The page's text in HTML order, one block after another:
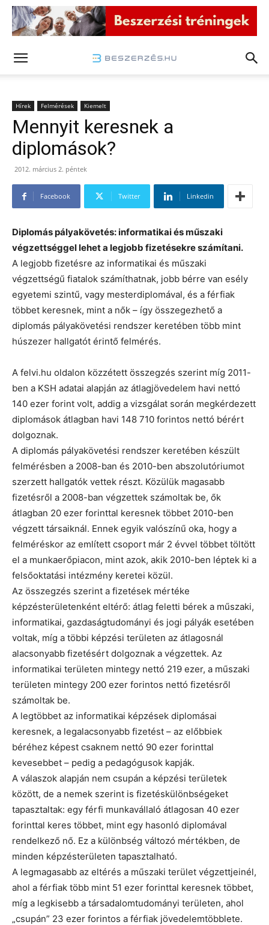
Hírek Felmérések Kiemelt
Mennyit keresnek a
diplomások?
2012. március 2. péntek
Facebook Twitter Linkedin
Diplomás pályakövetés: informatikai és műszaki
végzettséggel lehet a legjobb fizetésekre számítani.
A legjobb fizetésre az informatikai és műszaki
végzettségű fiatalok számíthatnak, jobb bérre van esély
egyetemi szintű, vagy mesterdiplomával, és a férfiak
többet keresnek, mint a nők – így összegezhető a
diplomás pályakövetési rendszer keretében több mint
húszezer hallgatót érintő felmérés.
A felvi.hu oldalon közzétett összegzés szerint míg 2011-
ben a KSH adatai alapján az átlagjövedelem havi nettó
140 ezer forint volt, addig a vizsgálat során megkérdezett
diplomások átlagban havi 148 710 forintos nettó bérért
dolgoznak.
A diplomás pályakövetési rendszer keretében készült
felmérésben a 2008-ban és 2010-ben abszolutóriumot
szerzett hallgatók vettek részt. Közülük magasabb
fizetésről a 2008-ban végzettek számoltak be, ők
átlagban 20 ezer forinttal keresnek többet 2010-ben
végzett társaiknál. Ennek egyik valószínű oka, hogy a
felméréskor az említett csoport már 2 évvel többet töltött
el a munkaerőpiacon, mint azok, akik 2010-ben léptek ki a
felsőoktatási intézmény keretei közül.
Az összegzés szerint a fizetések mértéke
képzésterületenként eltérő: átlag feletti bérek a műszaki,
informatikai, gazdaságtudományi és jogi pályák esetében
voltak, míg a többi képzési területen az átlagosnál
alacsonyabb fizetésért dolgoznak a végzettek. Az
informatikai területen mintegy nettó 219 ezer, a műszaki
területen mintegy 200 ezer forintos nettó fizetésről
számoltak be.
A legtöbbet az informatikai képzések diplomásai
keresnek, a legalacsonyabb fizetést – az előbbiek
béréhez képest csaknem nettó 90 ezer forinttal
kevesebbet – pedig a pedagógusok kapják.
A válaszok alapján nem csupán a képzési területek
között, de a nemek szerint is fizetéskülönbségeket
tapasztaltak: egy férfi munkavállaló átlagosan 40 ezer
forinttal keres többet, mint egy hasonló diplomával
rendelkező nő. Ez a különbség változó mértékben, de
minden képzésterületen tapasztalható.
A legmagasabb az eltérés a műszaki terület végzettjeinél,
ahol a férfiak több mint 51 ezer forinttal keresnek többet,
míg a legkisebb a társadalomtudományi területen, ahol
„csupán” 23 ezer forintos a férfiak jövedelemtöbblete.